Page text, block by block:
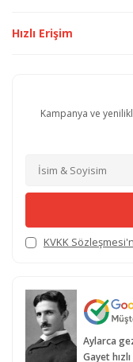
Hızlı Erişim
Kampanya ve
KVKK
Aylarca
Gayet